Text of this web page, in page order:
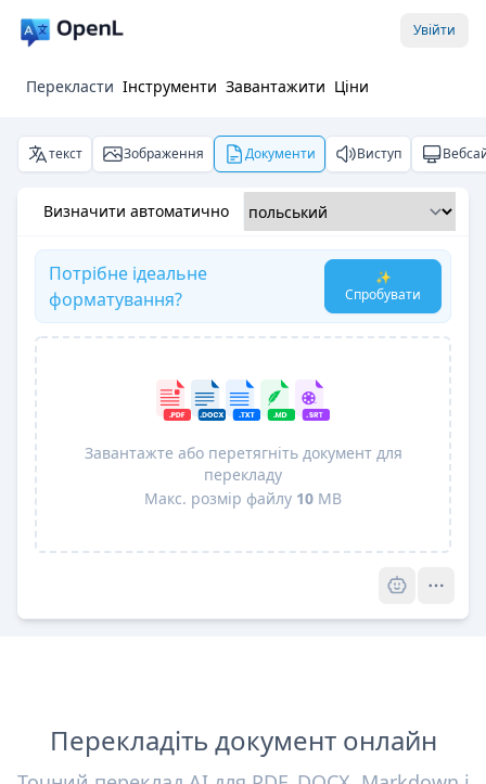
Увійти
Перекласти Інструменти Завантажити Ціни
текст Зображення Документи Виступ
Визначити автоматично
Потрібне ідеальне
форматування?
✨
Спробувати
Завантажте або перетягніть документ для
перекладу
Макс. розмір файлу 10 MB
Перекладіть документ онлайн